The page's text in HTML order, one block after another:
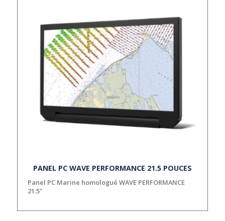
PANEL PC WAVE PERFORMANCE 21.5 POUCES
Panel PC Marine homologué WAVE PERFORMANCE
21.5"